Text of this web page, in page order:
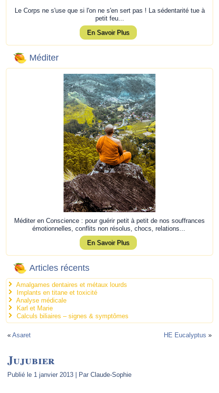
Le Corps ne s'use que si l'on ne s'en sert pas ! La sédentarité tue à
petit feu...
En Savoir Plus
Méditer
Méditer en Conscience : pour guérir petit à petit de nos souffrances
émotionnelles, conflits non résolus, chocs, relations...
En Savoir Plus
Articles récents
Amalgames dentaires et métaux lourds
Implants en titane et toxicité
Analyse médicale
Karl et Marie
Calculs biliaires – signes & symptômes
«Asaret HE Eucalyptus »
Jujubier
Publié le 1 janvier 2013 | Par Claude-Sophie